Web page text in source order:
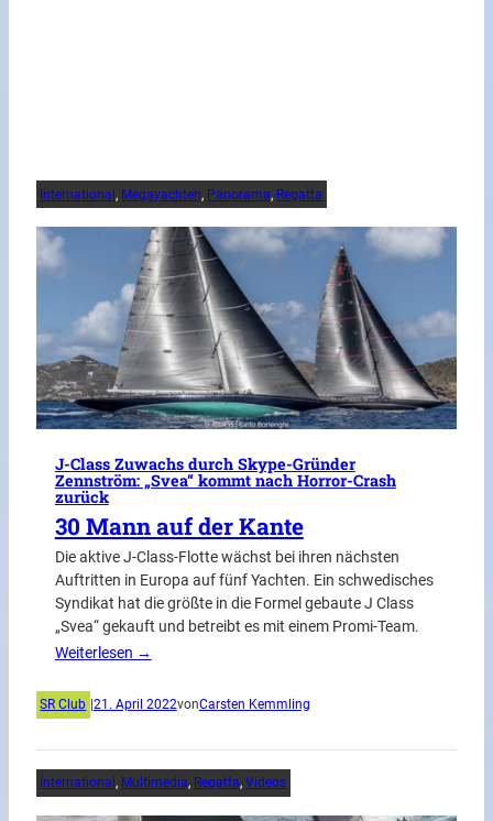
International, Megayachten, Panorama, Regatta
J-Class Zuwachs durch Skype-Gründer
Zennström: „Svea“ kommt nach Horror-Crash
zurück
30 Mann auf der Kante
Die aktive J-Class-Flotte wächst bei ihren nächsten
Auftritten in Europa auf fünf Yachten. Ein schwedisches
Syndikat hat die größte in die Formel gebaute J Class
„Svea“ gekauft und betreibt es mit einem Promi-Team.
Weiterlesen →
SR Club 21. April 2022vonCarsten Kemmling
International, Multimedia, Regatta, Videos